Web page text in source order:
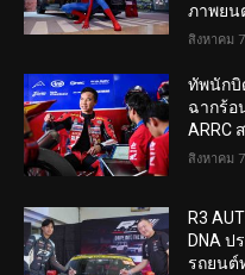
ภาพยน
สิงหาคม
ทัพนักบิ
ฉากร้อ
ARRC
สิงหาคม
R3
DNA ป
รถยนต์